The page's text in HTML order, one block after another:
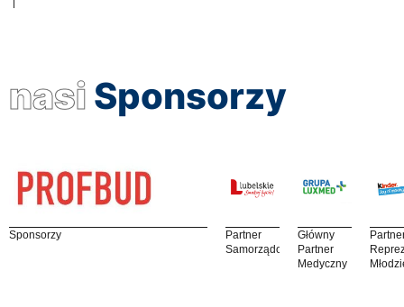
nasi Sponsorzy
Sponsorzy
Partner
Samorządowy
Główny
Partner
Medyczny